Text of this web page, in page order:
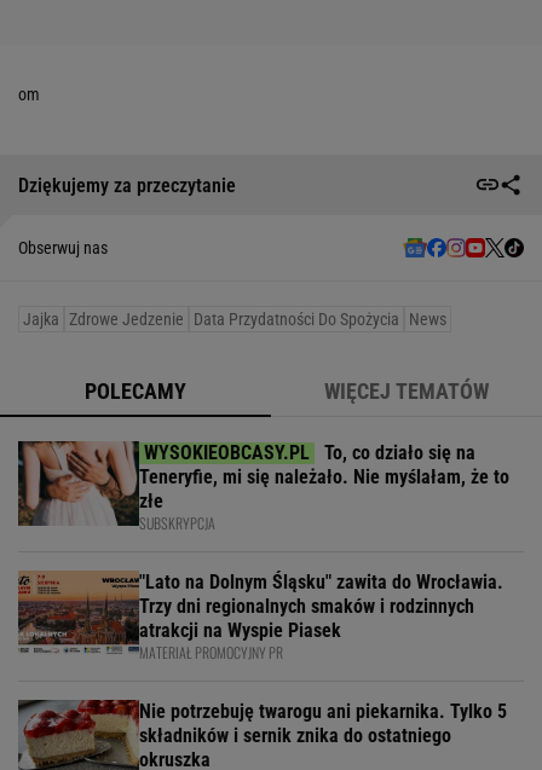
om
Dziękujemy za przeczytanie
Obserwuj nas
Jajka Zdrowe Jedzenie Data Przydatności Do Spożycia News
POLECAMY WIĘCEJ TEMATÓW
To, co działo się na
Teneryfie, mi się należało. Nie myślałam, że to
złe
SUBSKRYPCJA
"Lato na Dolnym Śląsku" zawita do Wrocławia.
Trzy dni regionalnych smaków i rodzinnych
atrakcji na Wyspie Piasek
MATERIAŁ PROMOCYJNY PR
Nie potrzebuję twarogu ani piekarnika. Tylko 5
składników i sernik znika do ostatniego
okruszka